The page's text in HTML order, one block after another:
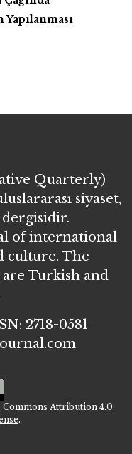
Quarterly)
siyaset,
of international
culture. The
Turkish and
2718-0581
Commons Attribution 4.0
.